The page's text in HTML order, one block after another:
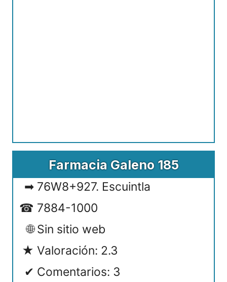
Farmacia Galeno 185
76W8+927. Escuintla
7884-1000
Sin sitio web
Valoración: 2.3
Comentarios: 3